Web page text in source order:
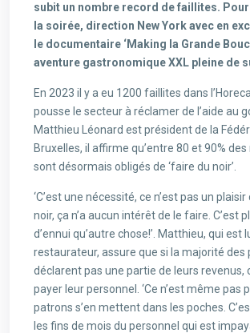
subit un nombre record de faillites.
la soirée, direction New York avec en
le documentaire ‘Making la Grande
aventure gastronomique XXL pleine de
En 2023 il y a eu 1200 faillites dans
pousse le secteur à réclamer de l’aide au
Matthieu Léonard est président de la
Bruxelles, il affirme qu’entre 80 et 90%
sont désormais obligés de ‘faire du noir’.
‘C’est une nécessité, ce n’est pas un
noir, ça n’a aucun intérêt de le faire. C’est
d’ennui qu’autre chose!’. Matthieu, qui est
restaurateur, assure que si la majorité des
déclarent pas une partie de leurs revenus,
payer leur personnel. ‘Ce n’est même pas
patrons s’en mettent dans les poches.
les fins de mois du personnel qui est